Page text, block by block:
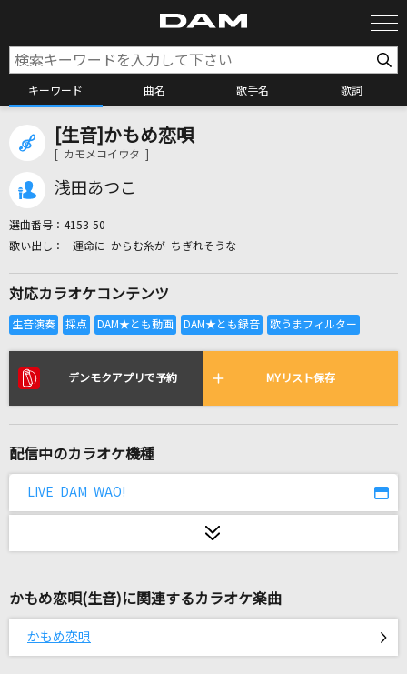
キーワード 曲名 歌手名 歌詞
カラオケ検索
全国りれき
リアルタイムで歌われている曲の一覧
[生音]ジターバグ
The 5th
雨とカプチーノ
ヨルシカ
[生音]かもめ恋唄
[ カモメコイウタ ]
浅田あつこ
選曲番号： 4153-50
運命に からむ糸が ちぎれそうな
対応カラオケコンテンツ
デンモクアプリで予約 MYリスト保存
配信中のカラオケ機種
LIVE DAM WAO!
かもめ恋唄(生音)に関連するカラオケ楽曲
かもめ恋唄